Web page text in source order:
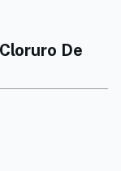
De